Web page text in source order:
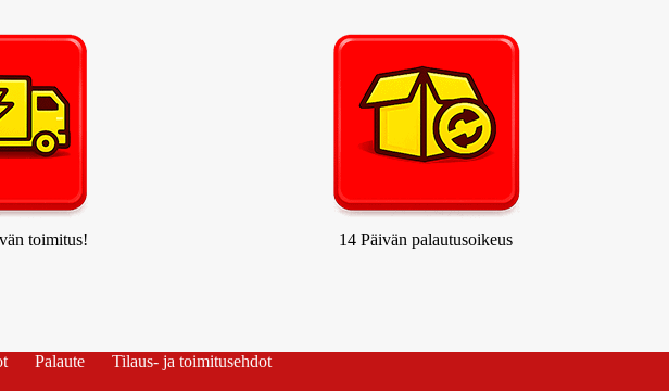
toimitus! 14 Päivän palautusoikeus
Palaute
Tilaus- ja toimitusehdot